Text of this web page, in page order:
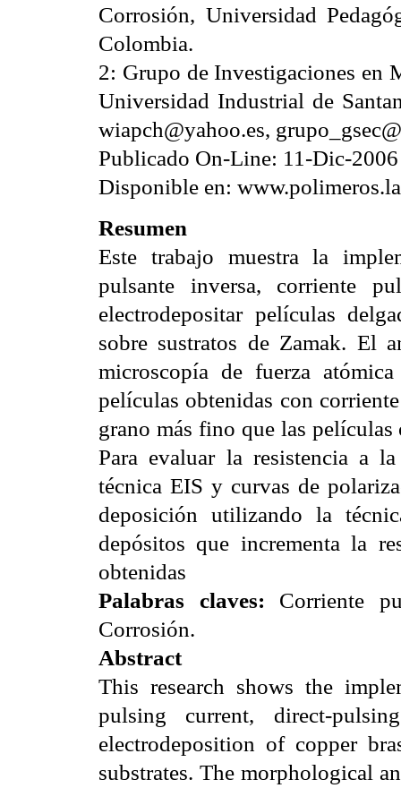
Corrosión, Universidad
Colombia.
2: Grupo de Investigaciones en
Universidad Industrial de
wiapch@yahoo.es,
Publicado On-Line: 11-Dic-2006
Disponible en:
Resumen
Este trabajo muestra la
pulsante inversa, corriente
electrodepositar películas
sobre sustratos de Zamak. El
microscopía de fuerza
películas obtenidas con
grano más fino que las películas
Para evaluar la resistencia a
técnica EIS y curvas de
deposición utilizando la
depósitos que incrementa la
obtenidas
Palabras claves: Corriente
Corrosión.
Abstract
This research shows the
pulsing current, direct-
electrodeposition of copper
substrates. The morphological